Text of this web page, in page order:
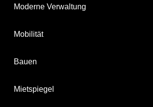
Moderne Verwaltung
Mobilität
Bauen
Mietspiegel